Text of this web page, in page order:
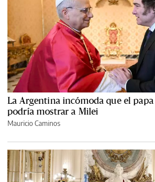
La Argentina incómoda que el
podría mostrar a Milei
Mauricio Caminos